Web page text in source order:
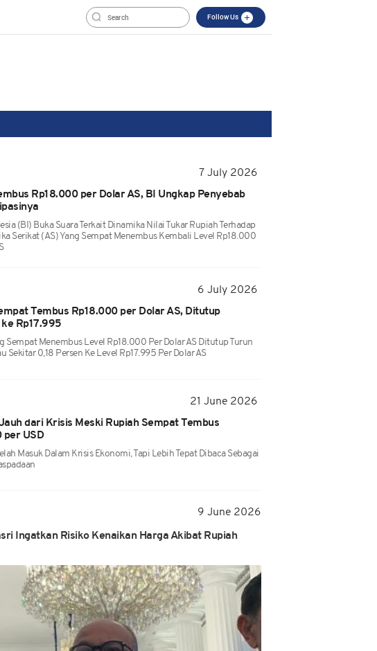
Follow Us
7 July 2026
Rp18.000 per Dolar AS, BI Ungkap Penyebab
(BI) Buka Suara Terkait Dinamika Nilai Tukar Rupiah Terhadap
Serikat (AS) Yang Sempat Menembus Kembali Level Rp18.000
6 July 2026
Tembus Rp18.000 per Dolar AS, Ditutup
Rp17.995
Sempat Menembus Level Rp18.000 Per Dolar AS Ditutup Turun
Sekitar 0,18 Persen Ke Level Rp17.995 Per Dolar AS
21 June 2026
dari Krisis Meski Rupiah Sempat Tembus
per USD
Masuk Dalam Krisis Ekonomi, Tapi Lebih Tepat Dibaca Sebagai
9 June 2026
Ingatkan Risiko Kenaikan Harga Akibat Rupiah